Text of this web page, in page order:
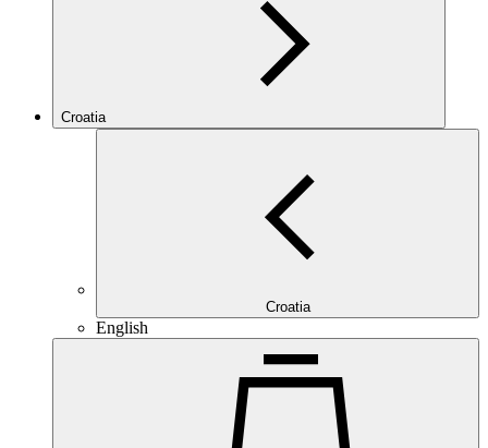
Croatia
Croatia
English